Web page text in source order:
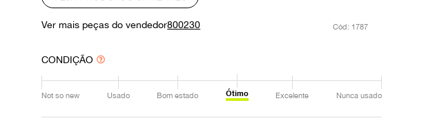
Ver mais peças do vendedor800230 : 1787
CONDIÇÃO
Not so new Usado Bom estado Ótimo Excelente Nunca usado